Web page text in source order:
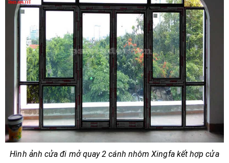
Hình ảnh cửa đi mở quay 2 cánh nhôm Xingfa kết hợp cửa